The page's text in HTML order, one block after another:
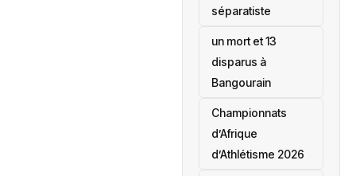
séparatiste
un mort et 13
disparus à
Bangourain
‎Championnats
d’Afrique
d’Athlétisme 2026